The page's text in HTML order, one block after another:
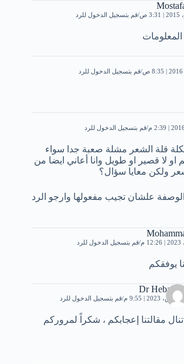
قم بتسجيل الدخول للرد
قم بتسجيل الدخول للرد
قم بتسجيل الدخول للرد
قلة الشعر مشلة صعبة جدا سواء
او لا قصير او طويل وانا أعاني ايضا من
ولكن معايا سؤال؟
علشان تجيب مفعولها وارجو الرد
قم بتسجيل الدخول للرد
يوفقكم
Dr Heba
م قم بتسجيل الدخول للرد
مقالتنا إعجابكم ، شكراً لمروركم